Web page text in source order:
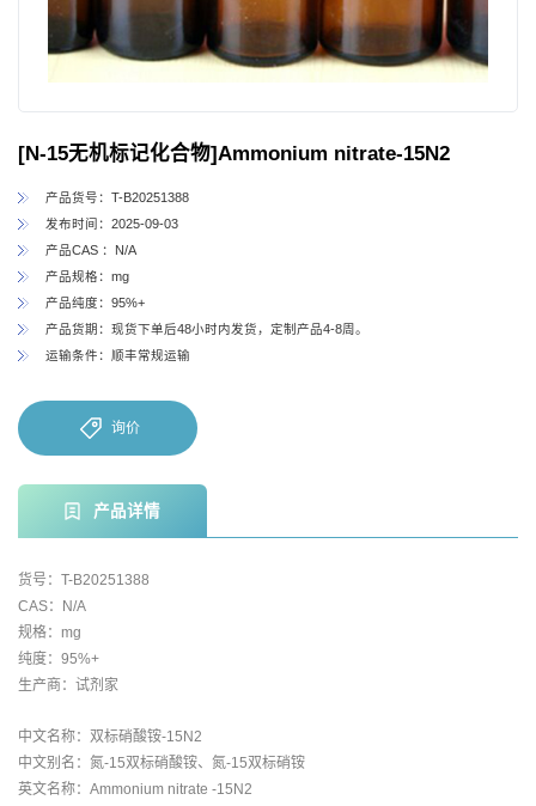
[N-15无机标记化合物]Ammonium nitrate-15N2
产品货号：T-B20251388
发布时间：2025-09-03
产品CAS ：N/A
产品规格：mg
产品纯度：95%+
产品货期：现货下单后48小时内发货，定制产品4-8周。
运输条件：顺丰常规运输
询价
产品详情
货号：T-B20251388
CAS：N/A
规格：mg
纯度：95%+
生产商：试剂家
中文名称：双标硝酸铵-15N2
中文别名：氮-15双标硝酸铵、氮-15双标硝铵
英文名称：Ammonium nitrate -15N2